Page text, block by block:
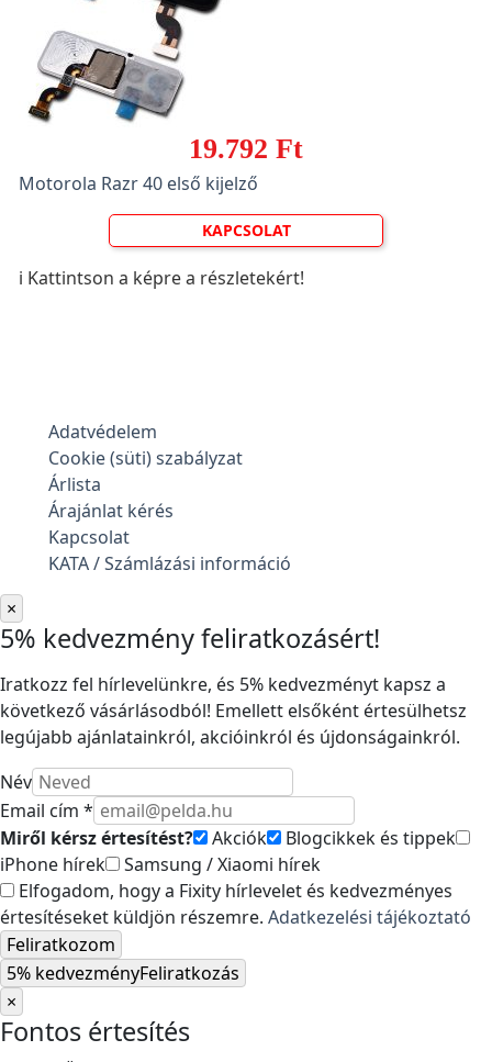
19.792 Ft
Motorola Razr 40 első kijelző
KAPCSOLAT
ℹ️ Kattintson a képre a részletekért!
Adatvédelem
Cookie (süti) szabályzat
Árlista
Árajánlat kérés
Kapcsolat
KATA / Számlázási információ
×
5% kedvezmény feliratkozásért!
Iratkozz fel hírlevelünkre, és 5% kedvezményt kapsz a
következő vásárlásodból! Emellett elsőként értesülhetsz
legújabb ajánlatainkról, akcióinkról és újdonságainkról.
Név
Email cím *
Miről kérsz értesítést?
Akciók
Blogcikkek és tippek
iPhone hírek
Samsung / Xiaomi hírek
Elfogadom, hogy a Fixity hírlevelet és kedvezményes
értesítéseket küldjön részemre. Adatkezelési tájékoztató
Feliratkozom
5% kedvezményFeliratkozás
×
Fontos értesítés